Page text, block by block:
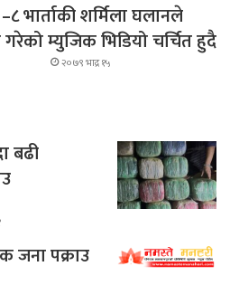
भार्ताकी शर्मिला घलानले
म्युजिक भिडियो चर्चित हुदै
२०७९ भाद्र १५
बढी
जना पक्राउ